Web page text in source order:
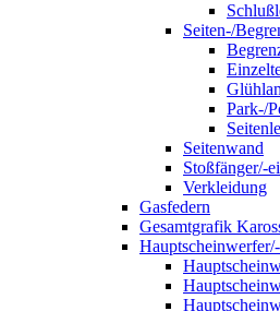
Seiten-/
Park-/
Seitenwand
Stoßfänger/-
Verkleidung
Gasfedern
Gesamtgrafik